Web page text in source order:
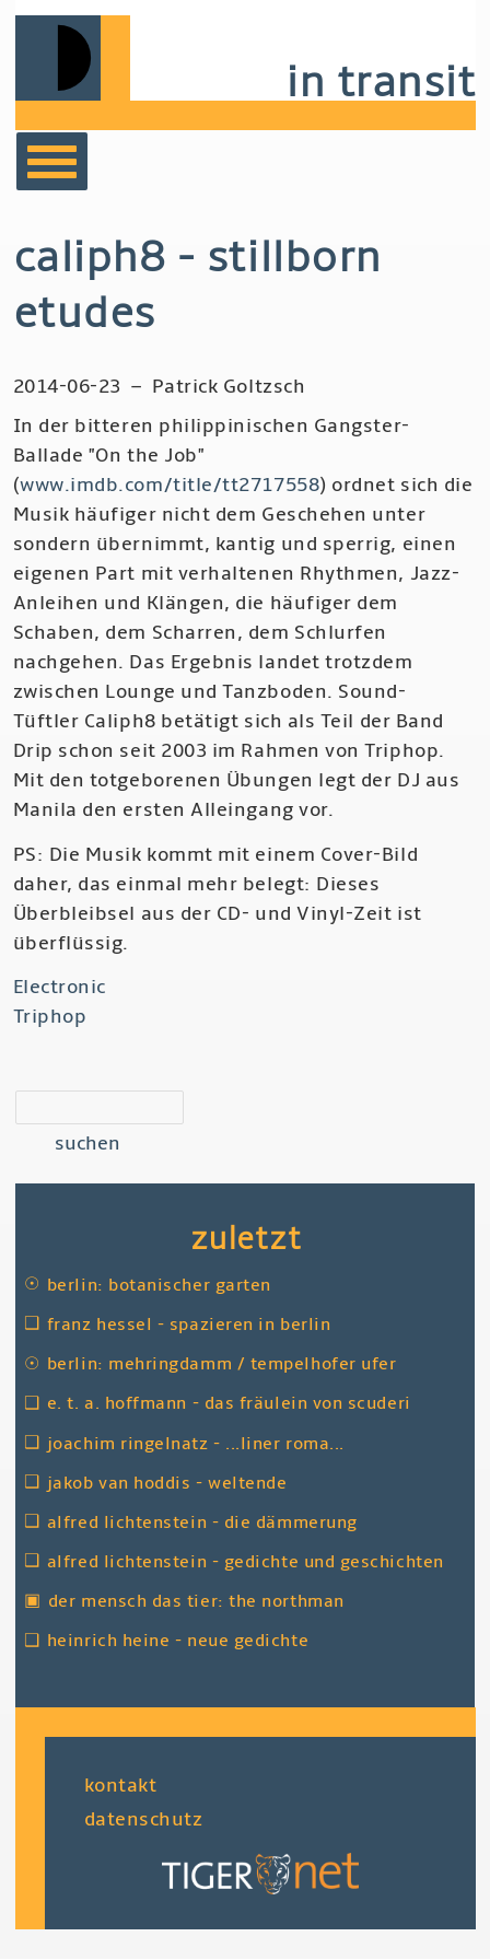
Skip
navigation
in transit
caliph8 - stillborn
etudes
2014-06-23 – Patrick Goltzsch
In der bitteren philippinischen Gangster-
Ballade "On the Job"
(www.imdb.com/title/tt2717558) ordnet sich die
Musik häufiger nicht dem Geschehen unter
sondern übernimmt, kantig und sperrig, einen
eigenen Part mit verhaltenen Rhythmen, Jazz-
Anleihen und Klängen, die häufiger dem
Schaben, dem Scharren, dem Schlurfen
nachgehen. Das Ergebnis landet trotzdem
zwischen Lounge und Tanzboden. Sound-
Tüftler Caliph8 betätigt sich als Teil der Band
Drip schon seit 2003 im Rahmen von Triphop.
Mit den totgeborenen Übungen legt der DJ aus
Manila den ersten Alleingang vor.
PS: Die Musik kommt mit einem Cover-Bild
daher, das einmal mehr belegt: Dieses
Überbleibsel aus der CD- und Vinyl-Zeit ist
überflüssig.
Electronic
Triphop
zuletzt
☉ berlin: botanischer garten
❑ franz hessel - spazieren in berlin
☉ berlin: mehringdamm / tempelhofer ufer
❑ e. t. a. hoffmann - das fräulein von scuderi
❑ joachim ringelnatz - ...liner roma...
❑ jakob van hoddis - weltende
❑ alfred lichtenstein - die dämmerung
❑ alfred lichtenstein - gedichte und geschichten
▣ der mensch das tier: the northman
❑ heinrich heine - neue gedichte
fußzeile
kontakt
datenschutz